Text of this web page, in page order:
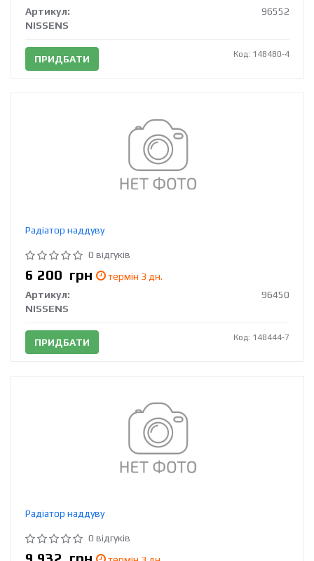
Артикул:
96552
NISSENS
ПРИДБАТИ Код: 148480-4
Радіатор наддуву
0 відгуків
6 200 грн
термін 3 дн.
Артикул:
96450
NISSENS
ПРИДБАТИ Код: 148444-7
Радіатор наддуву
0 відгуків
9 932 грн